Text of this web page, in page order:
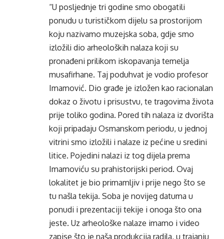
“U posljednje tri godine smo obogatili
ponudu u turističkom dijelu sa prostorijom
koju nazivamo muzejska soba, gdje smo
izložili dio arheoloških nalaza koji su
pronađeni prilikom iskopavanja temelja
musafirhane. Taj poduhvat je vodio profesor
Imamović. Dio građe je izložen kao racionalan
dokaz o životu i prisustvu, te tragovima života
prije toliko godina. Pored tih nalaza iz dvorišta
koji pripadaju Osmanskom periodu, u jednoj
vitrini smo izložili i nalaze iz pećine u sredini
litice. Pojedini nalazi iz tog dijela prema
Imamoviću su prahistorijski period. Ovaj
lokalitet je bio primamljiv i prije nego što se
tu našla tekija. Soba je novijeg datuma u
ponudi i prezentaciji tekije i onoga što ona
jeste. Uz arheološke nalaze imamo i video
zapise što je naša produkcija radila, u trajanju